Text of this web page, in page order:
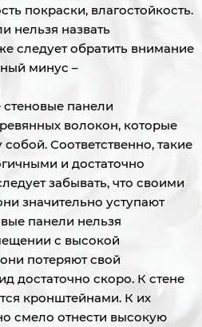
покраски, влагостойкость.
нельзя назвать
следует обратить внимание
минус –
панели
волокон, которые
Соответственно, такие
и достаточно
забывать, что своими
значительно уступают
панели нельзя
с высокой
потеряют свой
достаточно скоро. К стене
кронштейнами. К их
смело отнести высокую